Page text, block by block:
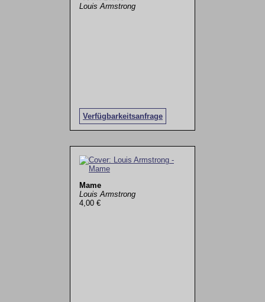
Louis Armstrong
Verfügbarkeitsanfrage
Mame
Louis Armstrong
4,00 €